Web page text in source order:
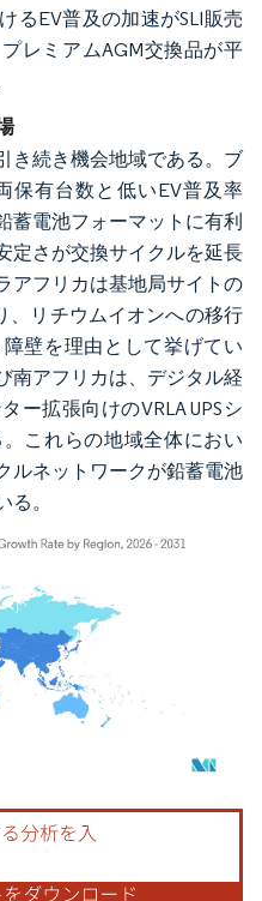
るEV普及の加速がSLI販売
レミアムAGM交換品が平
き続き機会地域である。ブ
保有台数と低いEV普及率
蓄電池フォーマットに有利
定さが交換サイクルを延長
アフリカは基地局サイトの
、リチウムイオンへの移行
壁を理由として挙げてい
南アフリカは、デジタル経
ー拡張向けのVRLA UPSシ
これらの地域全体におい
ルネットワークが鉛蓄電池
。
BY 4.0の表示が必要です。